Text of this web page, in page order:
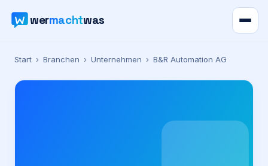
wermachtwas
Verzeichnis
Karte
Start › Branchen › Unternehmen › B&R Automation AG